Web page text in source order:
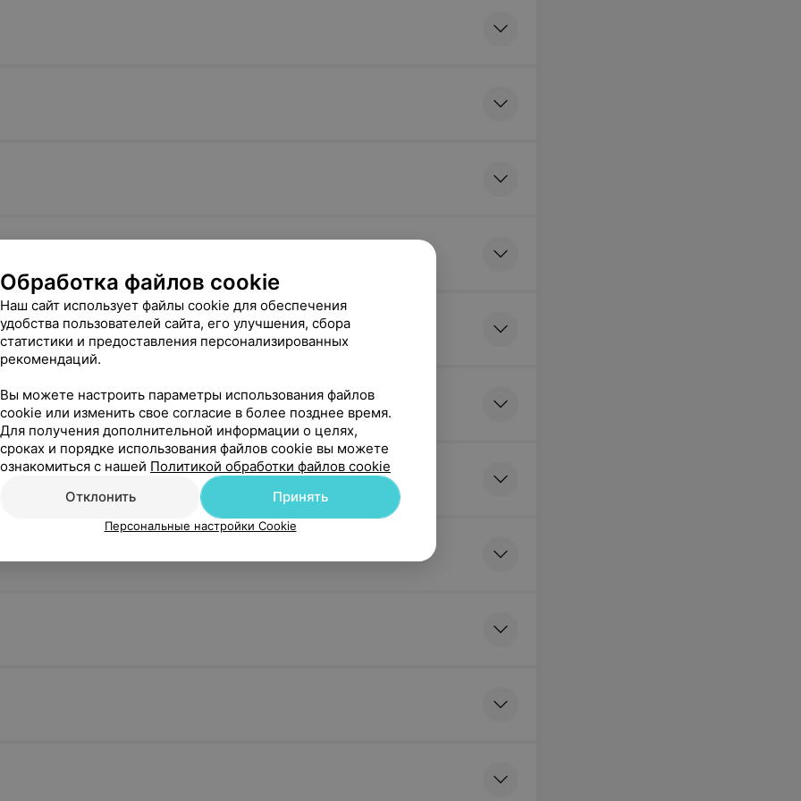
Программа для проведения
Обработка файлов cookie
Наш сайт использует файлы cookie для обеспечения
удобства пользователей сайта, его улучшения, сбора
статистики и предоставления персонализированных
рекомендаций.
Вы можете настроить параметры использования файлов
cookie или изменить свое согласие в более позднее время.
Для получения дополнительной информации о целях,
сроках и порядке использования файлов cookie вы можете
ознакомиться с нашей Политикой обработки файлов cookie
Отклонить
Принять
Персональные настройки Cookie